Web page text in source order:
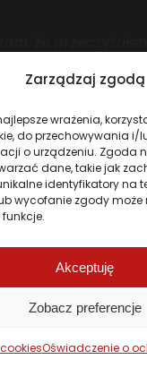
Zarządzaj zgodą
wrażenia,
do przechowywania i/
o urządzeniu. Zgoda
dane, takie jak
identyfikatory na
wycofanie zgody może
Akceptuję
Zobacz preferencje
Oświadczenie o
z serwisu
& Code by
do góry